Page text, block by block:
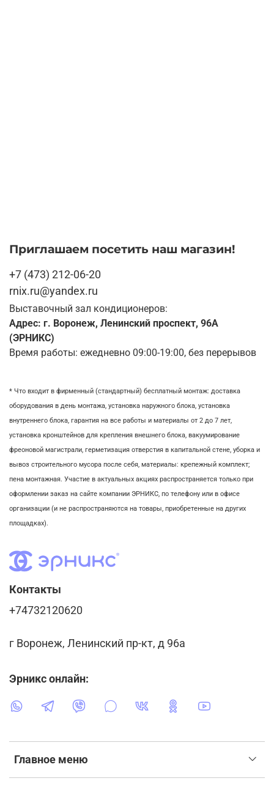
Приглашаем посетить наш магазин!
+7 (473) 212-06-20
rnix.ru@yandex.ru
Выставочный зал кондиционеров:
Адрес: г. Воронеж, Ленинский проспект, 96А
(ЭРНИКС)
Время работы: ежедневно 09:00-19:00, без перерывов
* Что входит в фирменный (стандартный) бесплатный монтаж: доставка
оборудования в день монтажа, установка наружного блока, установка
внутреннего блока, гарантия на все работы и материалы от 2 до 7 лет,
установка кронштейнов для крепления внешнего блока, вакуумирование
фреоновой магистрали, герметизация отверстия в капитальной стене, уборка и
вывоз строительного мусора после себя, материалы: крепежный комплект;
пена монтажная. Участие в актуальных акциях распространяется только при
оформлении заказ на сайте компании ЭРНИКС, по телефону или в офисе
организации (и не распространяются на товары, приобретенные на других
площадках).
Главное меню
Контакты
+74732120620
г Воронеж, Ленинский пр-кт, д 96а
Эрникс онлайн: